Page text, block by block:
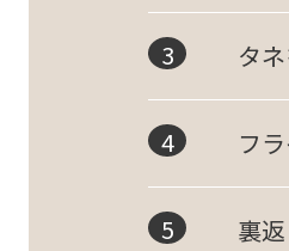
タ
フ
裏